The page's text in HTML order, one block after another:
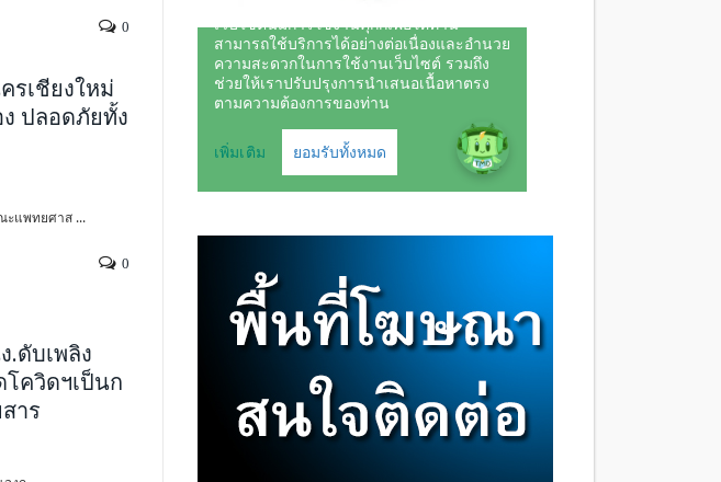
0
รเชียงใหม่
ปลอดภัยทั้ง
ะแพทยศาส ...
0
.ดับเพลิง
ควิดฯเป็นก
าร